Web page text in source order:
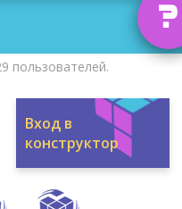
?
пользователей.
Вход в
конструктор